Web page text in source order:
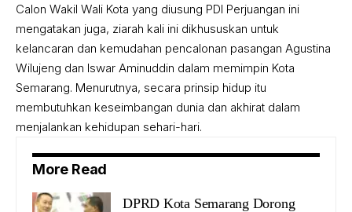
Calon Wakil Wali Kota yang diusung PDI Perjuangan ini
mengatakan juga, ziarah kali ini dikhususkan untuk
kelancaran dan kemudahan pencalonan pasangan Agustina
Wilujeng dan Iswar Aminuddin dalam memimpin Kota
Semarang. Menurutnya, secara prinsip hidup itu
membutuhkan keseimbangan dunia dan akhirat dalam
menjalankan kehidupan sehari-hari.
More Read
DPRD Kota Semarang Dorong